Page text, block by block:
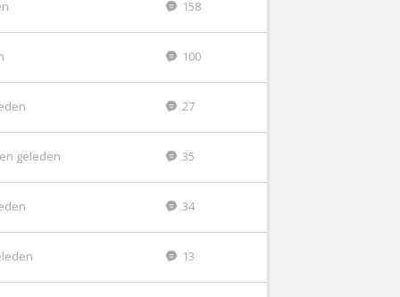
158
100
27
geleden 35
34
13